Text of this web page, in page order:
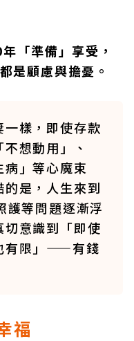
「準備」享受，
是顧慮與擔憂。
樣，即使存款
想動用」、
病」等心魔束
是，人生來到
護等問題逐漸浮
意識到「即使
有限」——有錢
福